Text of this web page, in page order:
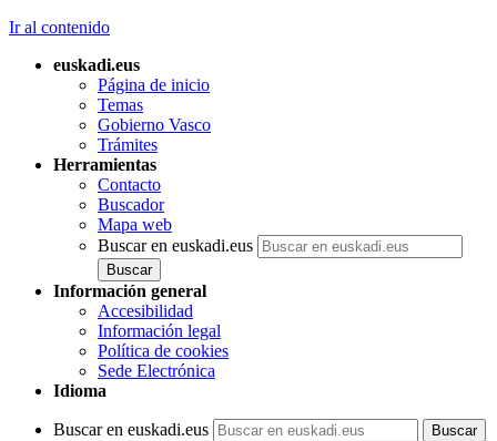
Ir al contenido
euskadi.eus
Página de inicio
Temas
Gobierno Vasco
Trámites
Herramientas
Contacto
Buscador
Mapa web
Buscar en euskadi.eus
Información general
Accesibilidad
Información legal
Política de cookies
Sede Electrónica
Idioma
Buscar en euskadi.eus